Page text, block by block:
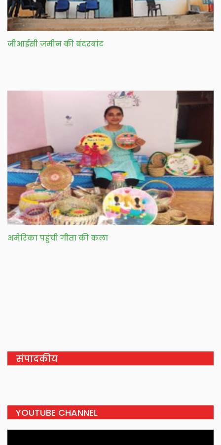
जीआईसी जमीन की बंदरबांट
अमेरिका पहुंची गीता की कला
संपादकीय
YOUTUBE CHANNEL